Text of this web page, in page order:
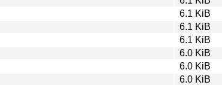
6.1 KiB
6.1 KiB
6.1 KiB
6.0 KiB
6.0 KiB
6.0 KiB